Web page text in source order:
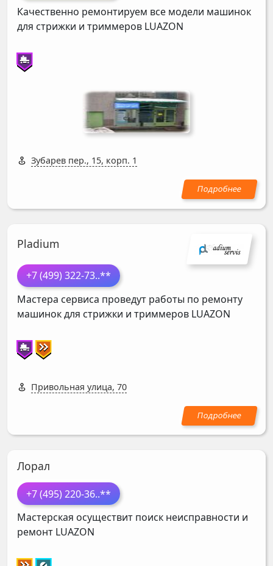
Качественно ремонтируем все модели машинок
для стрижки и триммеров LUAZON
Зубарев пер., 15, корп. 1
Pladium
+7 (499) 322-73..**
Мастера сервиса проведут работы по ремонту
машинок для стрижки и триммеров LUAZON
Привольная улица, 70
Лорал
+7 (495) 220-36..**
Мастерская осуществит поиск неисправности и
ремонт LUAZON